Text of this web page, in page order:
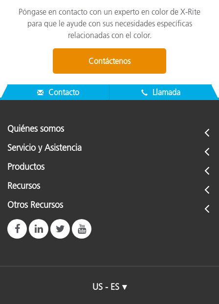
Póngase en contacto con un experto en color de X-Rite
para que le ayude con sus necesidades específicas
relacionadas con el color.
Contáctenos
Contacto Llamada
Quiénes somos
Servicio y Asistencia
Productos
Recursos
Otros Recursos
US - ES